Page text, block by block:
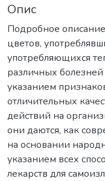
Опис
Подробное
цветов,
употребляющихся
различных
указанием
отличительных
действий на
они даются, как
на основании
указанием всех
лекарств для